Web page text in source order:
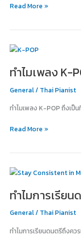
Read More »
ทำไมเพลง K-
General/ Thai Pianist
ทำไมเพลง K-POP ถึงเป็
ทำไม
K-
ถึง
ที่
ไป
โลก!?
Read More »
ทำไมการเรีย
General/ Thai Pianist
ทำไมการเรียนดนตรีถึงค
ทำไม
เรียน
ถึง
เรียน